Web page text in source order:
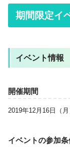
期間限定イ
イベント情報
開催期間
2019年12月16日（
イベントの参加条